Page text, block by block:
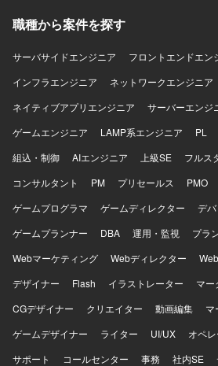
業務知識と技術力の双方を高めていく
びバッチの開発環境です。JUnitを用い
職種から案件を探す
サーバサイドエンジニア
フロントエンドエン
インフラエンジニア
ネットワークエンジニア
ネイティブアプリエンジニア
サーバーエンジ
ゲームエンジニア
LAMP系エンジニア PL
組込・制御
AIエンジニア 上級SE
フルス
コンサルタント
PM プリセールス PMO
ゲームプログラマ
ゲームディレクター
デ
ゲームプランナー
DBA 運用・監視 プラ
Webマーケティング
Webディレクター
デザイナー
Flash イラストレーター マー
CGデザイナー
クリエイター 動画編集
マ
ゲームデザイナー
ライター UI/UX オペ
サポート
コールセンター 事務 社内SE